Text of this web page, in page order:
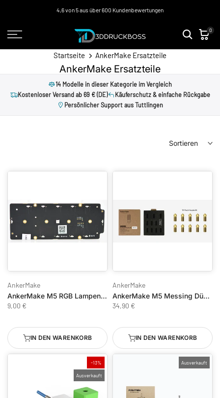
springen
4,6 von 5 aus über 600 Kundenbewertungen
0
Startseite AnkerMake Ersatzteile
AnkerMake Ersatzteile
14 Modelle in dieser Kategorie im Vergleich
Kostenloser Versand ab 69 € (DE)
Käuferschutz & einfache Rückgabe
Persönlicher Support aus Tuttlingen
Sortieren
AnkerMake
AnkerMake M5 RGB Lampenboard PCBA
9,00 €
IN DEN WARENKORB
AnkerMake
AnkerMake M5 Messing Düse 0,8mm - 10 Stück
34,90 €
IN DEN WARENKORB
-13%
Ausverkauft
Ausverkauft